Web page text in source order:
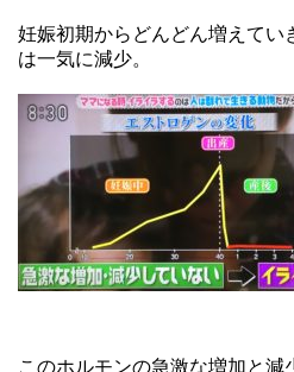
妊娠初期からどんどん増えてい
は一気に減少。
このホルモンの急激な増加と減